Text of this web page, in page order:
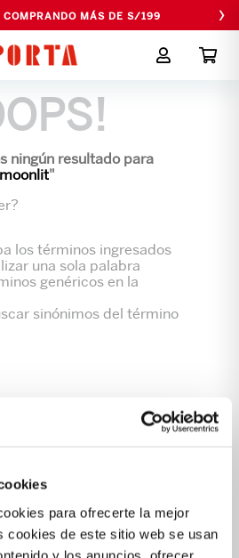
para ofrecerte la mejor
cookies de este sitio web se usan
y los anuncios, ofrecer
COMPRANDO MÁS DE S/199 ›
ningún resultado para
"
los términos ingresados
una sola palabra
genéricos en la
sinónimos del término